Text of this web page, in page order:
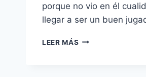
porque no vio en él
llegar a ser un buen
LEER MÁS CAMISETA